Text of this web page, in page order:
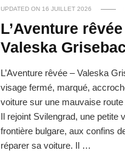
UPDATED ON 16 JUILLET 2026
L’Aventure
Valeska
L’Aventure rêvée – Valeska
visage fermé, marqué,
voiture sur une mauvaise
Il rejoint Svilengrad, une petite
frontière bulgare, aux confins
réparer sa voiture. Il …